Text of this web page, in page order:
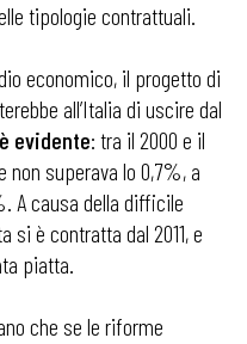
tipologie contrattuali.
economico, il progetto di
all’Italia di uscire dal
evidente: tra il 2000 e il
non superava lo 0,7%, a
A causa della difficile
si è contratta dal 2011, e
piatta.
che se le riforme